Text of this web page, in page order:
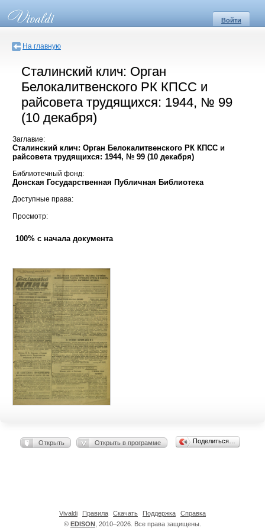
Войти
На главную
Сталинский клич: Орган
Белокалитвенского РК КПСС и
райсовета трудящихся: 1944, № 99
(10 декабря)
Заглавие:
Сталинский клич: Орган Белокалитвенского РК КПСС и
райсовета трудящихся: 1944, № 99 (10 декабря)
Библиотечный фонд:
Донская Государственная Публичная Библиотека
Доступные права:
Просмотр:
100% с начала документа
Открыть Открыть в программе Поделиться…
© EDISON , 2010–2026. Все права защищены.
Vivaldi Правила Скачать Поддержка Справка